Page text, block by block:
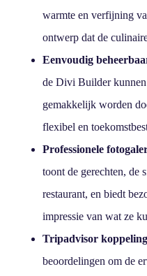
warmte en verfijning
ontwerp dat de
Eenvoudig
de Divi Builder
gemakkelijk worden
flexibel en
Professionele
toont de gerechten, de
restaurant, en biedt
impressie van wat ze
Tripadvisor
beoordelingen om de